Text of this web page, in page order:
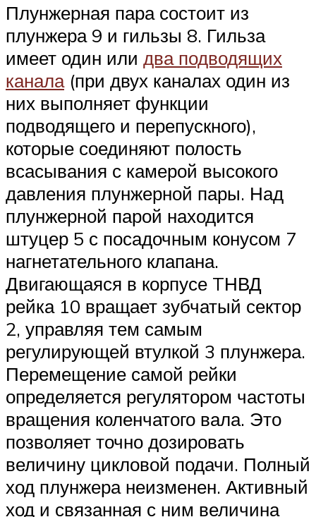
Плунжерная пара состоит из
плунжера 9 и гильзы 8. Гильза
имеет один или два подводящих
канала(при двух каналах один из
них выполняет функции
подводящего и перепускного),
которые соединяют полость
всасывания с камерой высокого
давления плунжерной пары. Над
плунжерной парой находится
штуцер 5 с посадочным конусом 7
нагнетательного клапана.
Двигающаяся в корпусе TНВД
рейка 10 вращает зубчатый сектор
2, управляя тем самым
регулирующей втулкой 3 плунжера.
Перемещение самой рейки
определяется регулятором частоты
вращения коленчатого вала. Это
позволяет точно дозировать
величину цикловой подачи. Полный
ход плунжера неизменен. Активный
ход и связанная с ним величина